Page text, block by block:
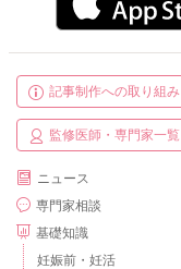
記事制作への取り組み
監修医師・専門家一覧
ニュース
専門家相談
基礎知識
妊娠前・妊活